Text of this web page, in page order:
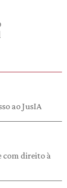
ao JusIA
com direito à